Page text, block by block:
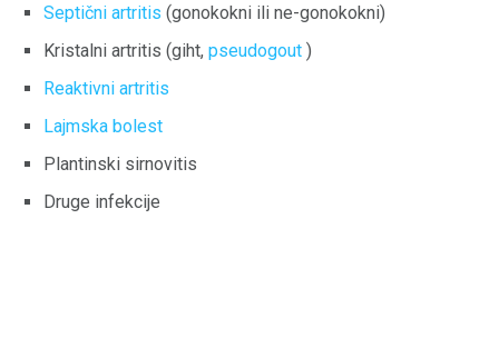
Septični artritis (gonokokni ili ne-gonokokni)
Kristalni artritis (giht, pseudogout )
Reaktivni artritis
Lajmska bolest
Plantinski sirnovitis
Druge infekcije